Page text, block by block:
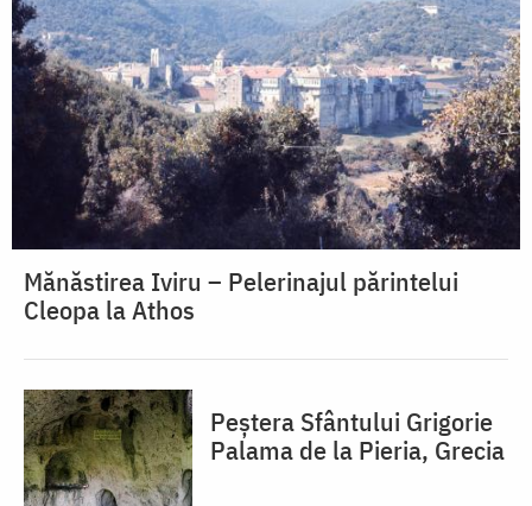
Mănăstirea Iviru – Pelerinajul părintelui
Cleopa la Athos
Peștera Sfântului Grigorie
Palama de la Pieria, Grecia